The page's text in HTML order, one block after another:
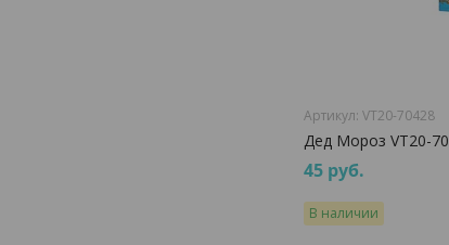
VT20-70428
Дед Мороз VT20-
45 руб.
В наличии